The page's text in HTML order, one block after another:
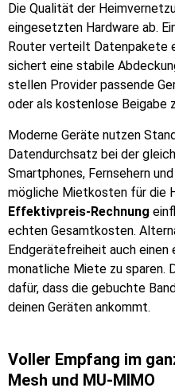
Die Qualität der
eingesetzten Hardware ab.
Router verteilt Datenpakete
sichert eine stabile
stellen Provider passende
oder als kostenlose Beigabe
Moderne Geräte nutzen
Datendurchsatz bei der
Smartphones, Fernsehern
mögliche Mietkosten für die
Effektivpreis-Rechnung
echten Gesamtkosten.
Endgerätefreiheit auch einen
monatliche Miete zu sparen.
dafür, dass die gebuchte
deinen Geräten ankommt.
Voller Empfang im
Mesh und MU-MIMO